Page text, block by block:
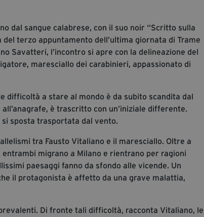
dal sangue calabrese, con il suo noir “Scritto sulla
terzo appuntamento dell’ultima giornata di Trame
Savatteri, l’incontro si apre con la delineazione del
maresciallo dei carabinieri, appassionato di
difficoltà a stare al mondo è da subito scandita dal
è trascritto con un’iniziale differente.
si sposta trasportata dal vento.
tra Fausto Vitaliano e il maresciallo. Oltre a
migrano a Milano e rientrano per ragioni
paesaggi fanno da sfondo alle vicende. Un
il protagonista è affetto da una grave malattia,
Di fronte tali difficoltà, racconta Vitaliano, le